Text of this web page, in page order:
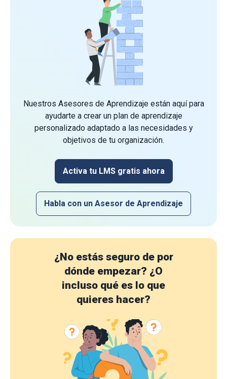
Nuestros Asesores de Aprendizaje están aquí para
ayudarte a crear un plan de aprendizaje
personalizado adaptado a las necesidades y
objetivos de tu organización.
Activa tu LMS gratis ahora
Habla con un Asesor de Aprendizaje
¿No estás seguro de por
dónde empezar? ¿O
incluso qué es lo que
quieres hacer?